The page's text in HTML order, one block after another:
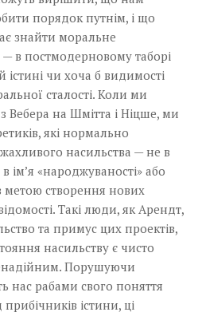
порядок путнім, і що
знайти моральне
в постмодерновому таборі
істині чи хоча б видимості
сталості. Коли ми
на Шмітта і Ніцше, ми
які нормально
жахливого насильства — не в
ім’я «народжуваності» або
метою створення нових
Такі люди, як Арендт,
та примус цих проектів,
насильству є чисто
Порушуючи
нас рабами свого поняття
істини, ці